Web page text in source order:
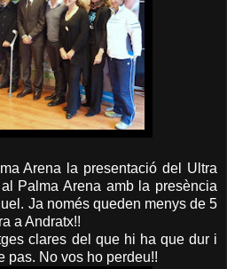
Arena la presentació del Ultra
Palma Arena amb la presència
Ja només queden menys de 5
a Andratx!!
clares del que hi ha que dur i
pas. No vos ho perdeu!!